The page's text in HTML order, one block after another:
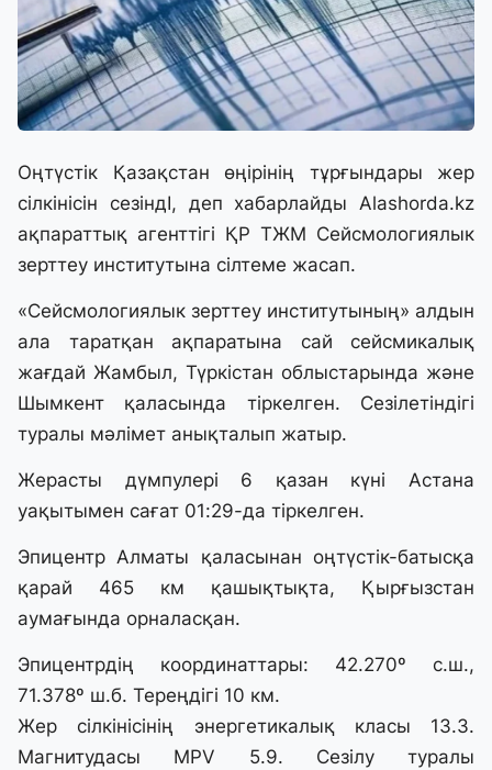
Оңтүстік Қазақстан өңірінің тұрғындары жер
сілкінісін сезіндІ, деп хабарлайды Alashorda.kz
ақпараттық агенттігі ҚР ТЖМ Сейсмологиялык
зерттеу институтына сілтеме жасап.
«Сейсмологиялык зерттеу институтының» алдын
ала таратқан ақпаратына сай сейсмикалық
жағдай Жамбыл, Түркістан облыстарында және
Шымкент қаласында тіркелген. Сезілетіндігі
туралы мәлімет анықталып жатыр.
Жерасты дүмпулері 6 қазан күні Астана
уақытымен сағат 01:29-да тіркелген.
Эпицентр Алматы қаласынан оңтүстік-батысқа
қарай 465 км қашықтықта, Қырғызстан
аумағында орналасқан.
Эпицентрдің координаттары: 42.270º с.ш.,
71.378º ш.б. Тереңдігі 10 км.
Жер сілкінісінің энергетикалық класы 13.3.
Магнитудасы MPV 5.9. Сезілу туралы